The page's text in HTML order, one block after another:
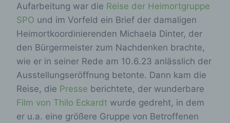
Aufarbeitung war die Reise der Heimortgruppe
SPO und im Vorfeld ein Brief der damaligen
Heimortkoordinierenden Michaela Dinter, der
den Bürgermeister zum Nachdenken brachte,
wie er in seiner Rede am 10.6.23 anlässlich der
Ausstellungseröffnung betonte. Dann kam die
Reise, die Presse berichtete, der wunderbare
Film von Thilo Eckardt wurde gedreht, in dem
er u.a. eine größere Gruppe von Betroffenen